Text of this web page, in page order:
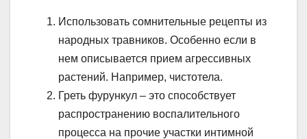
Использовать сомнительные рецепты из
народных травников. Особенно если в
нем описывается прием агрессивных
растений. Например, чистотела.
Греть фурункул – это способствует
распространению воспалительного
процесса на прочие участки интимной